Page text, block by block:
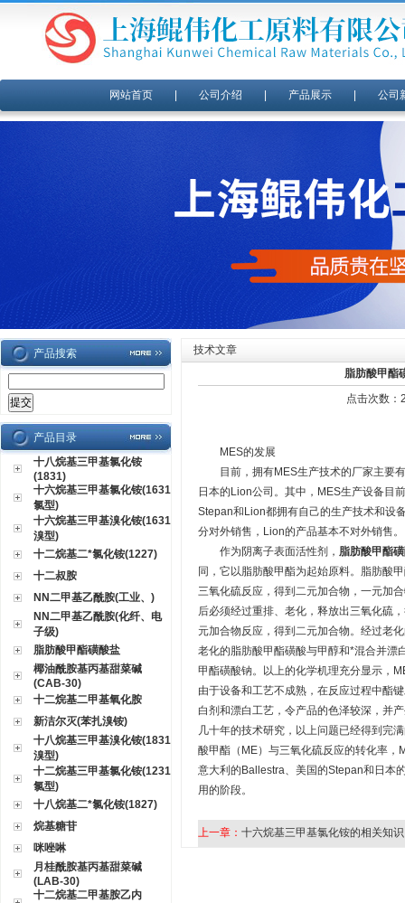
网站首页| 公司介绍 产品展示| 公司
产品搜索
产品目录
十八烷基三甲基氯化铵
(1831)
十六烷基三甲基氯化铵(1631
氯型)
十六烷基三甲基溴化铵(1631
溴型)
十二烷基二*氯化铵(1227)
十二叔胺
NN二甲基乙酰胺(工业、)
NN二甲基乙酰胺(化纤、电
子级)
脂肪酸甲酯磺酸盐
椰油酰胺基丙基甜菜碱
(CAB-30)
十二烷基二甲基氧化胺
新洁尔灭(苯扎溴铵)
十八烷基三甲基溴化铵(1831
溴型)
十二烷基三甲基氯化铵(1231
氯型)
十八烷基二*氯化铵(1827)
烷基糖苷
咪唑啉
月桂酰胺基丙基甜菜碱
(LAB-30)
十二烷基二甲基胺乙内
技术文章
脂肪酸甲酯
点击次数：
MES的发展
目前，拥有MES生产技术的厂家主要有
日本的Lion公司。其中，MES生产设备目
Stepan和Lion都拥有自己的生产技术和设
分对外销售，Lion的产品基本不对外销售。
作为阴离子表面活性剂， 脂肪酸甲酯
同，它以脂肪酸甲酯为起始原料。脂肪酸
三氧化硫反应，得到二元加合物，一元加
后必须经过重排、老化，释放出三氧化硫
元加合物反应，得到二元加合物。经过老
老化的脂肪酸甲酯磺酸与甲醇和*混合并漂
甲酯磺酸钠。以上的化学机理充分显示，
由于设备和工艺不成熟，在反应过程中酯
白剂和漂白工艺，令产品的色泽较深，并
几十年的技术研究，以上问题已经得到完
酸甲酯（ME）与三氧化硫反应的转化率
意大利的Ballestra、美国的Stepan和日本
用的阶段。
上一章： 十六烷基三甲基氯化铵的相关知识